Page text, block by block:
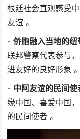
根廷社会直观感受
友谊 。
- 侨胞融入当地的纽
联邦警察代表参与
进友好的良好形象 。
- 中阿友谊的民间使
缘中国、喜爱中国
的民间使者 。